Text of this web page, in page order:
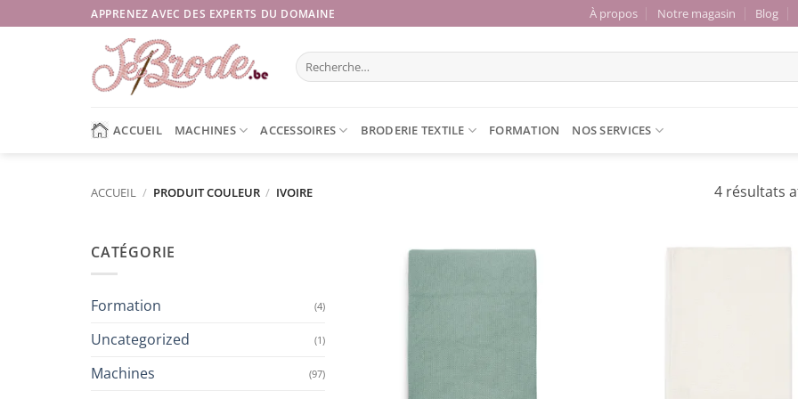
au
APPRENEZ AVEC DES EXPERTS DU DOMAINE À propos Notre magasin Blog
Recherche
pour :
ACCUEIL MACHINES ACCESSOIRES BRODERIE TEXTILE FORMATION NOS SERVICES
ACCUEIL / PRODUIT COULEUR / IVOIRE 4 résultats
CATÉGORIE
Formation (4)
Uncategorized (1)
Machines (97)